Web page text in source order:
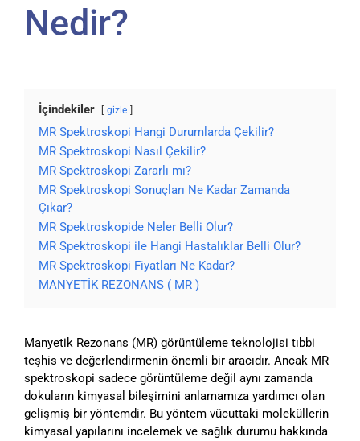
Nedir?
İçindekiler gizle
MR Spektroskopi Hangi Durumlarda Çekilir?
MR Spektroskopi Nasıl Çekilir?
MR Spektroskopi Zararlı mı?
MR Spektroskopi Sonuçları Ne Kadar Zamanda
Çıkar?
MR Spektroskopide Neler Belli Olur?
MR Spektroskopi ile Hangi Hastalıklar Belli Olur?
MR Spektroskopi Fiyatları Ne Kadar?
MANYETİK REZONANS ( MR )
Manyetik Rezonans (MR) görüntüleme teknolojisi tıbbi
teşhis ve değerlendirmenin önemli bir aracıdır. Ancak MR
spektroskopi sadece görüntüleme değil aynı zamanda
dokuların kimyasal bileşimini anlamamıza yardımcı olan
gelişmiş bir yöntemdir. Bu yöntem vücuttaki moleküllerin
kimyasal yapılarını incelemek ve sağlık durumu hakkında